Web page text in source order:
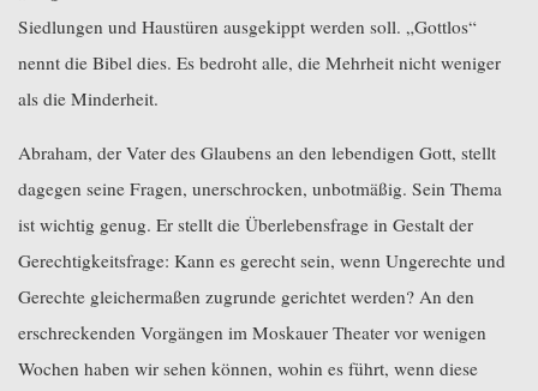
Siedlungen und Haustüren ausgekippt werden soll. „Gottlos“
nennt die Bibel dies. Es bedroht alle, die Mehrheit nicht weniger
als die Minderheit.
Abraham, der Vater des Glaubens an den lebendigen Gott, stellt
dagegen seine Fragen, unerschrocken, unbotmäßig. Sein Thema
ist wichtig genug. Er stellt die Überlebensfrage in Gestalt der
Gerechtigkeitsfrage: Kann es gerecht sein, wenn Ungerechte und
Gerechte gleichermaßen zugrunde gerichtet werden? An den
erschreckenden Vorgängen im Moskauer Theater vor wenigen
Wochen haben wir sehen können, wohin es führt, wenn diese